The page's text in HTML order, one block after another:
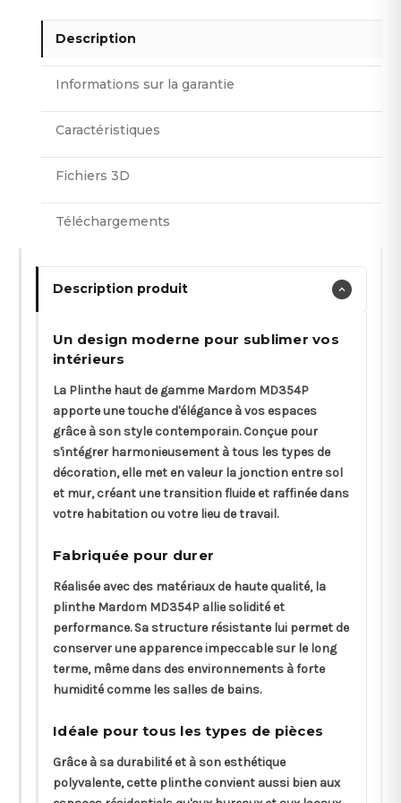
Description
Informations sur la garantie
Caractéristiques
Fichiers 3D
Téléchargements
Description produit
Un design moderne pour sublimer vos
intérieurs
La Plinthe haut de gamme Mardom MD354P
apporte une touche d'élégance à vos espaces
grâce à son style contemporain. Conçue pour
s'intégrer harmonieusement à tous les types de
décoration, elle met en valeur la jonction entre sol
et mur, créant une transition fluide et raffinée dans
votre habitation ou votre lieu de travail.
Fabriquée pour durer
Réalisée avec des matériaux de haute qualité, la
plinthe Mardom MD354P allie solidité et
performance. Sa structure résistante lui permet de
conserver une apparence impeccable sur le long
terme, même dans des environnements à forte
humidité comme les salles de bains.
Idéale pour tous les types de pièces
Grâce à sa durabilité et à son esthétique
polyvalente, cette plinthe convient aussi bien aux